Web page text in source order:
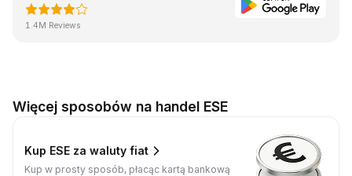
1.4M Reviews
Więcej sposobów na handel ESE
Kup ESE za waluty fiat
Kup w prosty sposób, płacąc kartą bankową